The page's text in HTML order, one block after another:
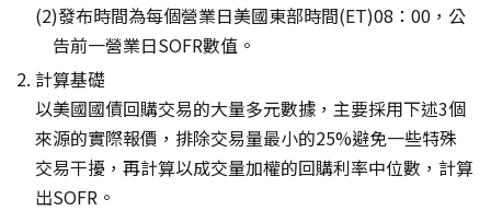
發布時間為每個營業日美國東部時間(ET)08：00，公
告前一營業日SOFR數值。
計算基礎
以美國國債回購交易的大量多元數據，主要採用下述3個
來源的實際報價，排除交易量最小的25%避免一些特殊
交易干擾，再計算以成交量加權的回購利率中位數，計算
出SOFR。